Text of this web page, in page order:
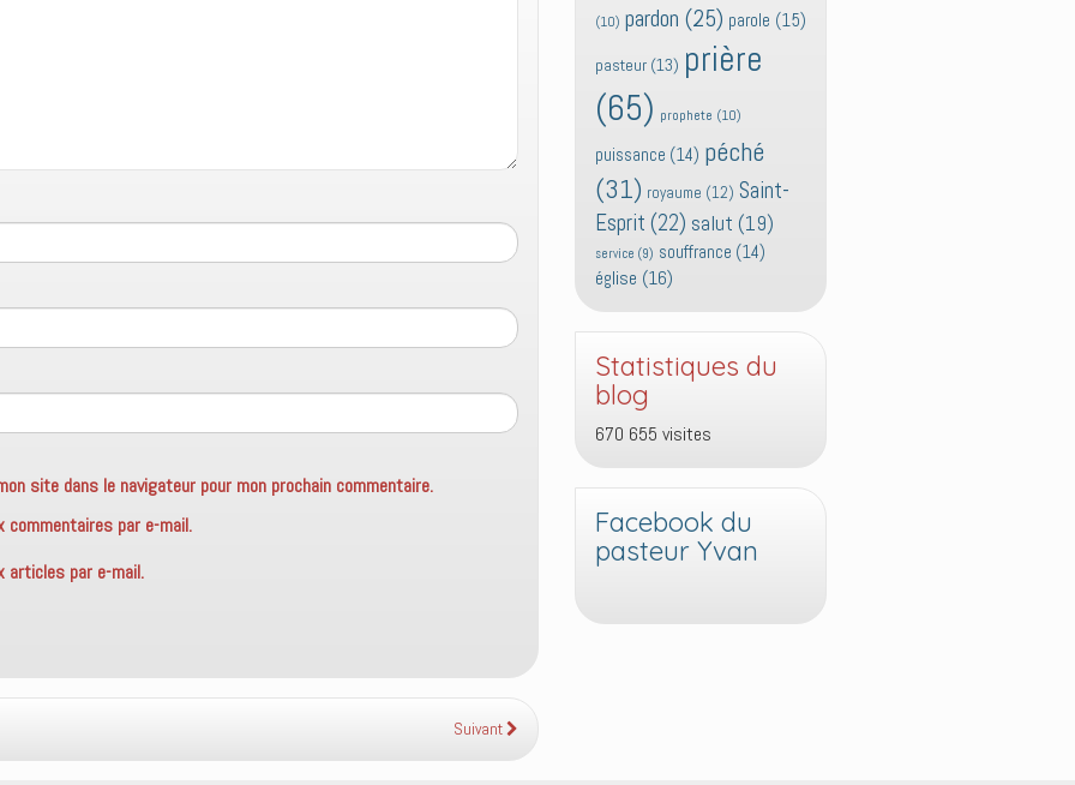
site dans le navigateur pour mon prochain commentaire.
commentaires par e-mail.
articles par e-mail.
Suivant
(10) pardon (25) parole (15)
pasteur (13) prière
(65) prophete (10)
puissance (14) péché
(31) royaume (12) Saint-
Esprit (22) salut (19)
service (9) souffrance (14)
église (16)
Statistiques du
blog
670 655 visites
Facebook du
pasteur Yvan